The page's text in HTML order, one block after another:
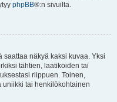
phpBB®:n sivuilta.
näkyä kaksi kuvaa. Yksi
tähtien, laatikoiden tai
riippuen. Toinen,
uniikki tai henkilökohtainen